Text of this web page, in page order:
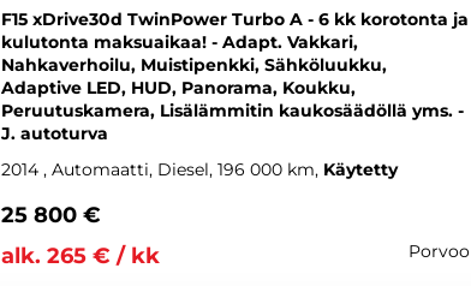
F15 xDrive30d TwinPower Turbo A - 6 kk korotonta ja
kulutonta maksuaikaa! - Adapt. Vakkari,
Nahkaverhoilu, Muistipenkki, Sähköluukku,
Adaptive LED, HUD, Panorama, Koukku,
Peruutuskamera, Lisälämmitin kaukosäädöllä yms. -
J. autoturva
2014 , Automaatti, Diesel, 196 000 km Käytetty
25 800 €
alk. 265 € / kk
porvoo